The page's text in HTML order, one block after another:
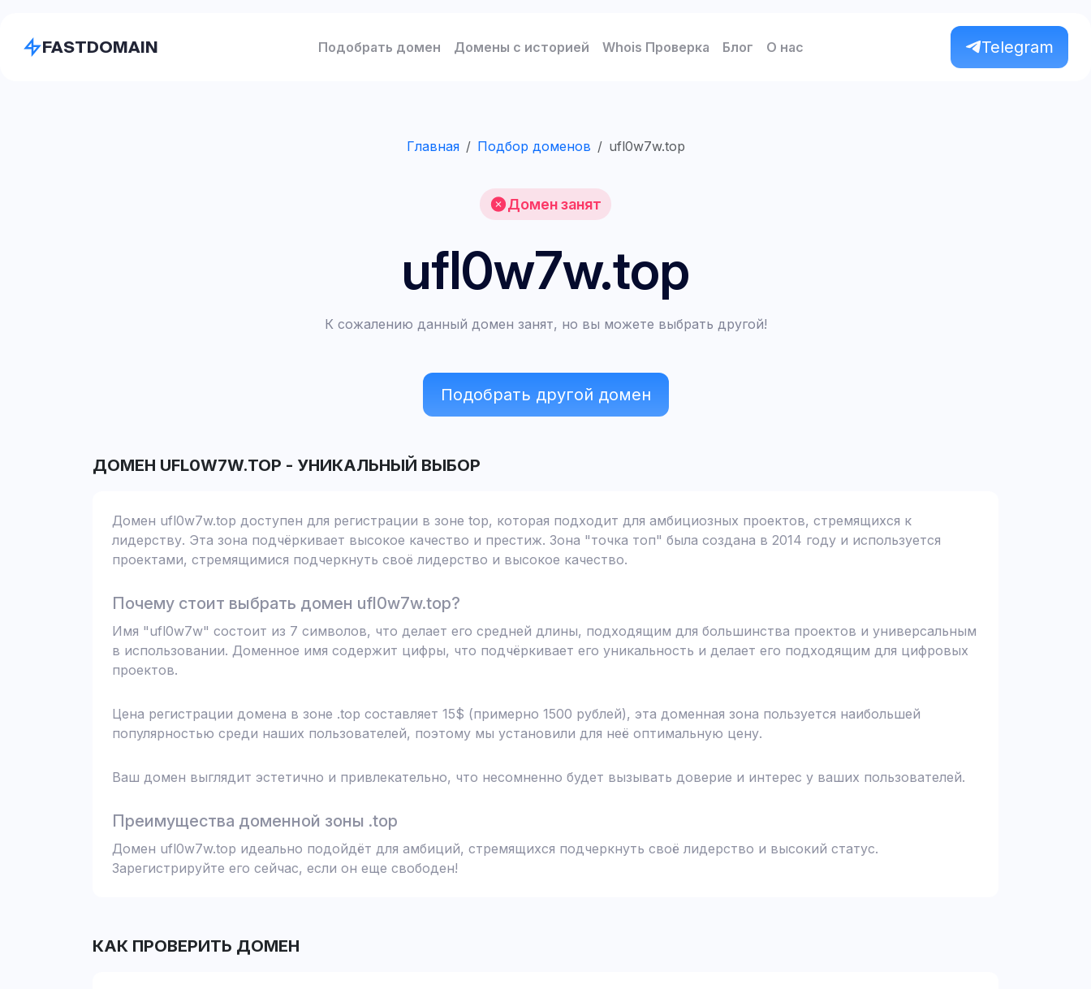
FASTDOMAIN Подобрать домен Домены с историей Whois Проверка Блог О нас Telegram
Главная Подбор доменов ufl0w7w.top
Домен занят
ufl0w7w.top
К сожалению данный домен занят, но вы можете выбрать другой!
Подобрать другой домен
ДОМЕН UFL0W7W.TOP - УНИКАЛЬНЫЙ ВЫБОР
Домен ufl0w7w.top доступен для регистрации в зоне top, которая подходит для амбициозных проектов, стремящихся к
лидерству. Эта зона подчёркивает высокое качество и престиж. Зона "точка топ" была создана в 2014 году и используется
проектами, стремящимися подчеркнуть своё лидерство и высокое качество.
Почему стоит выбрать домен ufl0w7w.top?
Имя "ufl0w7w" состоит из 7 символов, что делает его средней длины, подходящим для большинства проектов и универсальным
в использовании. Доменное имя содержит цифры, что подчёркивает его уникальность и делает его подходящим для цифровых
проектов.
Цена регистрации домена в зоне .top составляет 15$ (примерно 1500 рублей), эта доменная зона пользуется наибольшей
популярностью среди наших пользователей, поэтому мы установили для неё оптимальную цену.
Ваш домен выглядит эстетично и привлекательно, что несомненно будет вызывать доверие и интерес у ваших пользователей.
Преимущества доменной зоны .top
Домен ufl0w7w.top идеально подойдёт для амбиций, стремящихся подчеркнуть своё лидерство и высокий статус.
Зарегистрируйте его сейчас, если он еще свободен!
КАК ПРОВЕРИТЬ ДОМЕН